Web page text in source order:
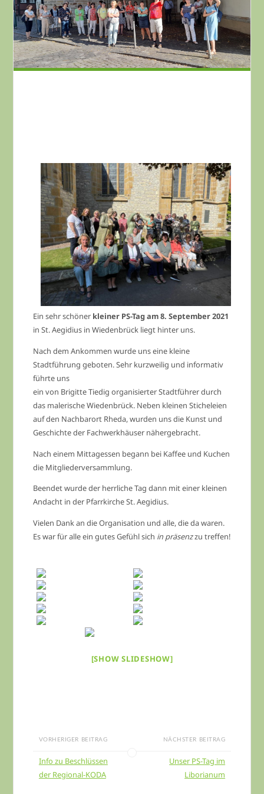
Ein sehr schöner kleiner PS-Tag am 8. September 2021
in St. Aegidius in Wiedenbrück liegt hinter uns.
Nach dem Ankommen wurde uns eine kleine
Stadtführung geboten. Sehr kurzweilig und informativ
führte uns
ein von Brigitte Tiedig organisierter Stadtführer durch
das malerische Wiedenbrück. Neben kleinen Sticheleien
auf den Nachbarort Rheda, wurden uns die Kunst und
Geschichte der Fachwerkhäuser nähergebracht.
Nach einem Mittagessen begann bei Kaffee und Kuchen
die Mitgliederversammlung.
Beendet wurde der herrliche Tag dann mit einer kleinen
Andacht in der Pfarrkirche St. Aegidius.
Vielen Dank an die Organisation und alle, die da waren.
Es war für alle ein gutes Gefühl sich in präsenzzu treffen!
[SHOW SLIDESHOW]
VORHERIGER BEITRAG
Info zu Beschlüssen
der Regional-KODA
NÄCHSTER BEITRAG
Unser PS-Tag im
Liborianum